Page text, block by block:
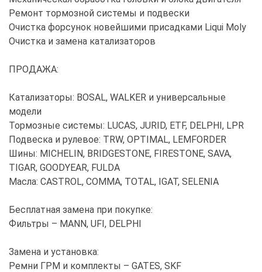
Ремонт тормозной системы и подвески
Очистка форсунок новейшими присадками Liqui Moly
Очистка и замена катализаторов
ПРОДАЖА:
Катализаторы: BOSAL, WALKER и универсальные
модели
Тормозные системы: LUCAS, JURID, ETF, DELPHI, LPR
Подвеска и рулевое: TRW, OPTIMAL, LEMFORDER
Шины: MICHELIN, BRIDGESTONE, FIRESTONE, SAVA,
TIGAR, GOODYEAR, FULDA
Масла: CASTROL, COMMA, TOTAL, IGAT, SELENIA
Бесплатная замена при покупке:
Фильтры – MANN, UFI, DELPHI
Замена и установка:
Ремни ГРМ и комплекты – GATES, SKF